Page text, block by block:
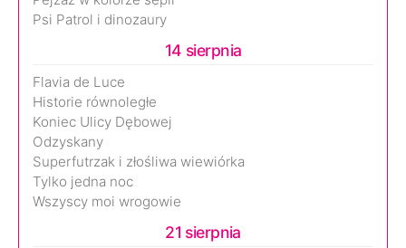
Psi Patrol i dinozaury
14 sierpnia
Flavia de Luce
Historie równoległe
Koniec Ulicy Dębowej
Odzyskany
Superfutrzak i złośliwa wiewiórka
Tylko jedna noc
Wszyscy moi wrogowie
21 sierpnia